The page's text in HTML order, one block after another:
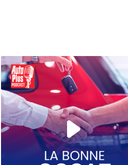
S12E147:
00:07:33 - IL Y A
S12E146:
00:04:46 - IL Y A
S12E145: